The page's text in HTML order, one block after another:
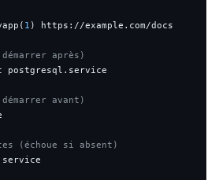
1 ) https://example.com/docs
après)
postgresql.service
avant)
(échoue si absent)